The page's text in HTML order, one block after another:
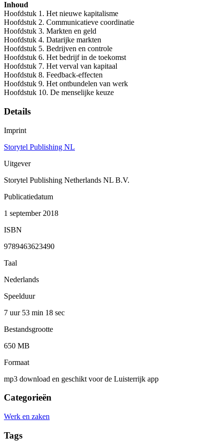
Inhoud
Hoofdstuk 1. Het nieuwe kapitalisme
Hoofdstuk 2. Communicatieve coordinatie
Hoofdstuk 3. Markten en geld
Hoofdstuk 4. Datarijke markten
Hoofdstuk 5. Bedrijven en controle
Hoofdstuk 6. Het bedrijf in de toekomst
Hoofdstuk 7. Het verval van kapitaal
Hoofdstuk 8. Feedback-effecten
Hoofdstuk 9. Het ontbundelen van werk
Hoofdstuk 10. De menselijke keuze
Details
Imprint
Storytel Publishing NL
Uitgever
Storytel Publishing Netherlands NL B.V.
Publicatiedatum
1 september 2018
ISBN
9789463623490
Taal
Nederlands
Speelduur
7 uur 53 min 18 sec
Bestandsgrootte
650 MB
Formaat
mp3 download en geschikt voor de Luisterrijk app
Categorieën
Werk en zaken
Tags